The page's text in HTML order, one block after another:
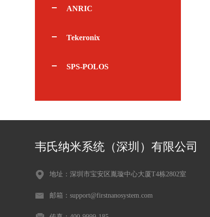
ANRIC
Tekeronix
SPS-POLOS
韦氏纳米系统（深圳）有限公司
地址：深圳市宝安区胤璇中心大厦T4栋2802室
邮箱：support@firstnanosystem.com